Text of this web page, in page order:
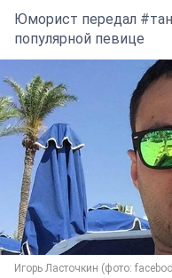
Юморист передал
популярной певице
Игорь Ласточкин (фото: